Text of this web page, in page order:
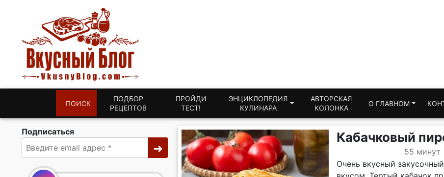
ПОИСК
ПОДБОР
РЕЦЕПТОВ
ПРОЙДИ
ТЕСТ!
ЭНЦИКЛОПЕДИЯ
КУЛИНАРА
АВТОРСКАЯ
КОЛОНКА
О ГЛАВНОМ
Кабачковый
55 минут
Очень вкусный
Подписаться